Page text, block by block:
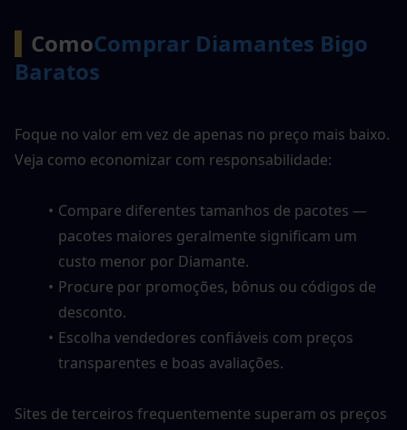
ComoComprar Diamantes Bigo
Baratos
Foque no valor em vez de apenas no preço mais baixo.
Veja como economizar com responsabilidade:
Compare diferentes tamanhos de pacotes —
pacotes maiores geralmente significam um
custo menor por Diamante.
Procure por promoções, bônus ou códigos de
desconto.
Escolha vendedores confiáveis com preços
transparentes e boas avaliações.
Sites de terceiros frequentemente superam os preços